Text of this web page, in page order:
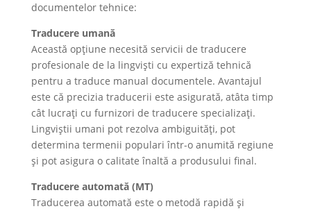
documentelor tehnice:
Traducere umană
Această opțiune necesită servicii de traducere
profesionale de la lingviști cu expertiză tehnică
pentru a traduce manual documentele. Avantajul
este că precizia traducerii este asigurată, atâta timp
cât lucrați cu furnizori de traducere specializați.
Lingviștii umani pot rezolva ambiguități, pot
determina termenii populari într-o anumită regiune
și pot asigura o calitate înaltă a produsului final.
Traducere automată (MT)
Traducerea automată este o metodă rapidă și